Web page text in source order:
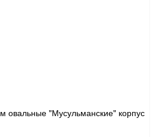
овальные "Мусульманские" корпус